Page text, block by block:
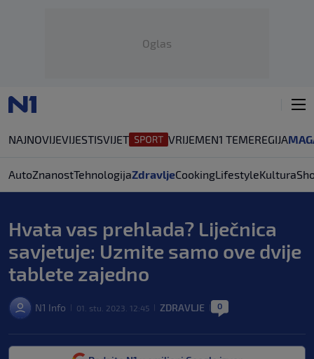
Oglas
NAJNOVIJEVIJESTISVIJET VRIJEMEN1 TEMEREGIJA
AutoZnanostTehnologijaZdravljeCookingLifestyleKultura
Hvata vas prehlada? Liječnica
savjetuje: Uzmite samo ove dvije
tablete zajedno
N1 Info 01. stu. 2023. 12:45 ZDRAVLJE 0